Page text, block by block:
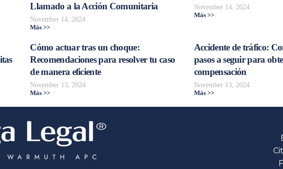
Llamado a la Acción Comunitaria
November 14, 2024
Más >>
November 14, 2024
Más >>
Cómo actuar tras un choque:
Recomendaciones para resolver tu caso
de manera eficiente
November 13, 2024
Más >>
Accidente de tráfico:
pasos a seguir para
compensación
November 13, 2024
Más >>